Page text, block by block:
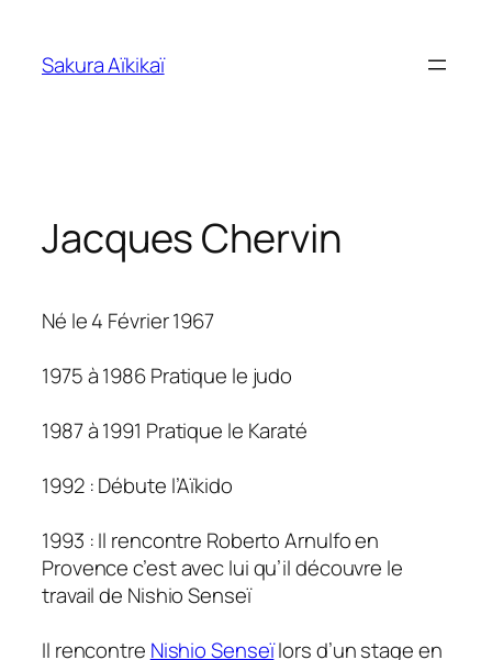
content
Sakura Aïkikaï
Jacques Chervin
Né le 4 Février 1967
1975 à 1986 Pratique le judo
1987 à 1991 Pratique le Karaté
1992 : Débute l’Aïkido
1993 : Il rencontre Roberto Arnulfo en
Provence c’est avec lui qu’il découvre le
travail de Nishio Senseï
Il rencontre Nishio Senseïlors d’un stage en